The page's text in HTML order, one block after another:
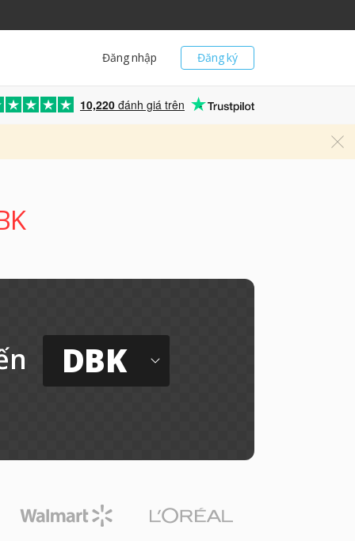
Đăng ký
Đăng nhập
10,220 đánh giá trên
DBK